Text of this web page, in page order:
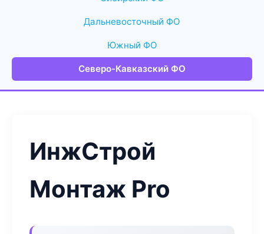
Дальневосточный ФО
Южный ФО
Северо-Кавказский ФО
ИнжСтрой
Монтаж Pro